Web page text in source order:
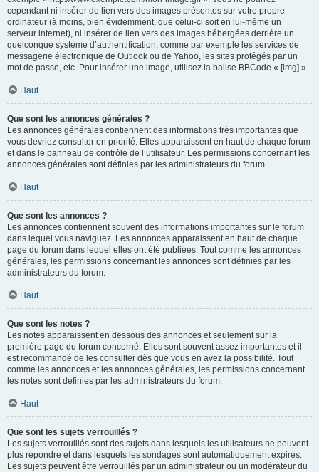
cependant ni insérer de lien vers des images présentes sur votre propre
ordinateur (à moins, bien évidemment, que celui-ci soit en lui-même un
serveur internet), ni insérer de lien vers des images hébergées derrière un
quelconque système d’authentification, comme par exemple les services de
messagerie électronique de Outlook ou de Yahoo, les sites protégés par un
mot de passe, etc. Pour insérer une image, utilisez la balise BBCode « [img] ».
Haut
Que sont les annonces générales ?
Les annonces générales contiennent des informations très importantes que
vous devriez consulter en priorité. Elles apparaissent en haut de chaque forum
et dans le panneau de contrôle de l’utilisateur. Les permissions concernant les
annonces générales sont définies par les administrateurs du forum.
Haut
Que sont les annonces ?
Les annonces contiennent souvent des informations importantes sur le forum
dans lequel vous naviguez. Les annonces apparaissent en haut de chaque
page du forum dans lequel elles ont été publiées. Tout comme les annonces
générales, les permissions concernant les annonces sont définies par les
administrateurs du forum.
Haut
Que sont les notes ?
Les notes apparaissent en dessous des annonces et seulement sur la
première page du forum concerné. Elles sont souvent assez importantes et il
est recommandé de les consulter dès que vous en avez la possibilité. Tout
comme les annonces et les annonces générales, les permissions concernant
les notes sont définies par les administrateurs du forum.
Haut
Que sont les sujets verrouillés ?
Les sujets verrouillés sont des sujets dans lesquels les utilisateurs ne peuvent
plus répondre et dans lesquels les sondages sont automatiquement expirés.
Les sujets peuvent être verrouillés par un administrateur ou un modérateur du